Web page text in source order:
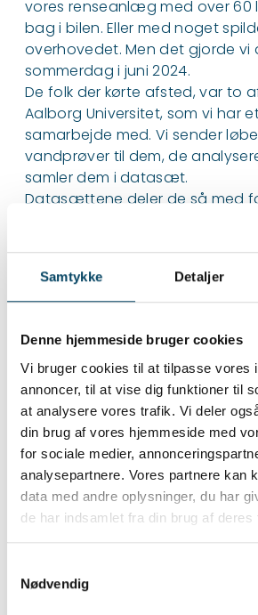
Samtykke Detaljer
Denne hjemmeside bruger cookies
Vi bruger cookies til at tilpasse vores
annoncer, til at vise dig funktioner til
at analysere vores trafik. Vi deler
din brug af vores hjemmeside med
for sociale medier,
analysepartnere. Vores partnere kan
data med andre oplysninger, du har
de har indsamlet fra din brug af deres
Nødvendig
vores renseanlæg med over 60
bag i bilen. Eller med noget
overhovedet. Men det gjorde vi
sommerdag i juni 2024.
De folk der kørte afsted, var to
Aalborg Universitet, som vi har
samarbejde med. Vi sender
vandprøver til dem, de
samler dem i datasæt.
Datasættene deler de så med
verden via EU-projektet MIDAS,
fundet den sjældne bakterieart
Den vil én af verdens førende
Østrig, rigtig gerne studere på
Mere robust renseproces
En vigtig proces i rensning af
fjernelsen af ammonium fra
Det sker ved, at ammoniummet
nitrat, som omsættes til frit
gas, som kan fjernes.
Omdannelsen fra ammonium til
trin:
bakterier.